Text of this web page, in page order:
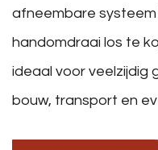
afneembare systeem
handomdraai los te
ideaal voor veelzijdig
bouw, transport en